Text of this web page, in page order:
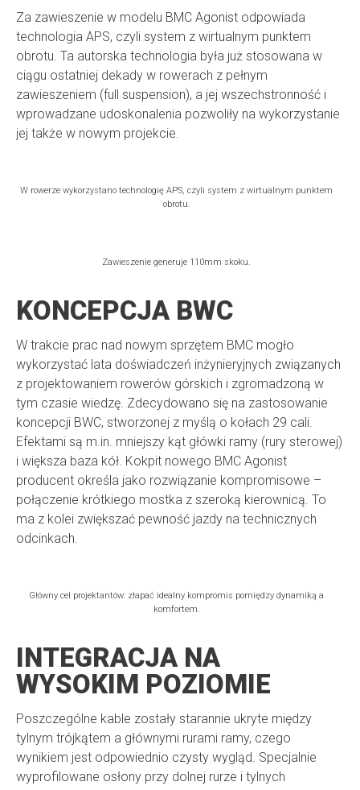
Za zawieszenie w modelu BMC Agonist odpowiada
technologia APS, czyli system z wirtualnym punktem
obrotu. Ta autorska technologia była już stosowana w
ciągu ostatniej dekady w rowerach z pełnym
zawieszeniem (full suspension), a jej wszechstronność i
wprowadzane udoskonalenia pozwoliły na wykorzystanie
jej także w nowym projekcie.
W rowerze wykorzystano technologię APS, czyli system z wirtualnym punktem
obrotu.
Zawieszenie generuje 110mm skoku.
KONCEPCJA BWC
W trakcie prac nad nowym sprzętem BMC mogło
wykorzystać lata doświadczeń inżynieryjnych związanych
z projektowaniem rowerów górskich i zgromadzoną w
tym czasie wiedzę. Zdecydowano się na zastosowanie
koncepcji BWC, stworzonej z myślą o kołach 29 cali.
Efektami są m.in. mniejszy kąt główki ramy (rury sterowej)
i większa baza kół. Kokpit nowego BMC Agonist
producent określa jako rozwiązanie kompromisowe –
połączenie krótkiego mostka z szeroką kierownicą. To
ma z kolei zwiększać pewność jazdy na technicznych
odcinkach.
Główny cel projektantów: złapać idealny kompromis pomiędzy dynamiką a
komfortem.
INTEGRACJA NA
WYSOKIM POZIOMIE
Poszczególne kable zostały starannie ukryte między
tylnym trójkątem a głównymi rurami ramy, czego
wynikiem jest odpowiednio czysty wygląd. Specjalnie
wyprofilowane osłony przy dolnej rurze i tylnych